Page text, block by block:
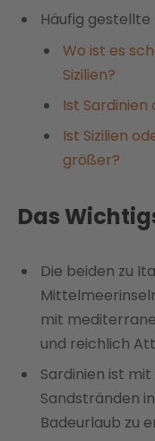
Häufig gestellte
Wo ist es
Sizilien?
Ist Sardinien
Ist Sizilien
größer?
Das
Die beiden zu
mit
und reichlich
Sardinien ist
Sandstränden
Badeurlaub zu